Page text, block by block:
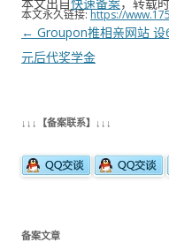
本文永久链接:https://
文
章
← Groupon推相亲网站 设
元后代奖学金
↓↓↓【备案联系】↓↓↓
备案文章